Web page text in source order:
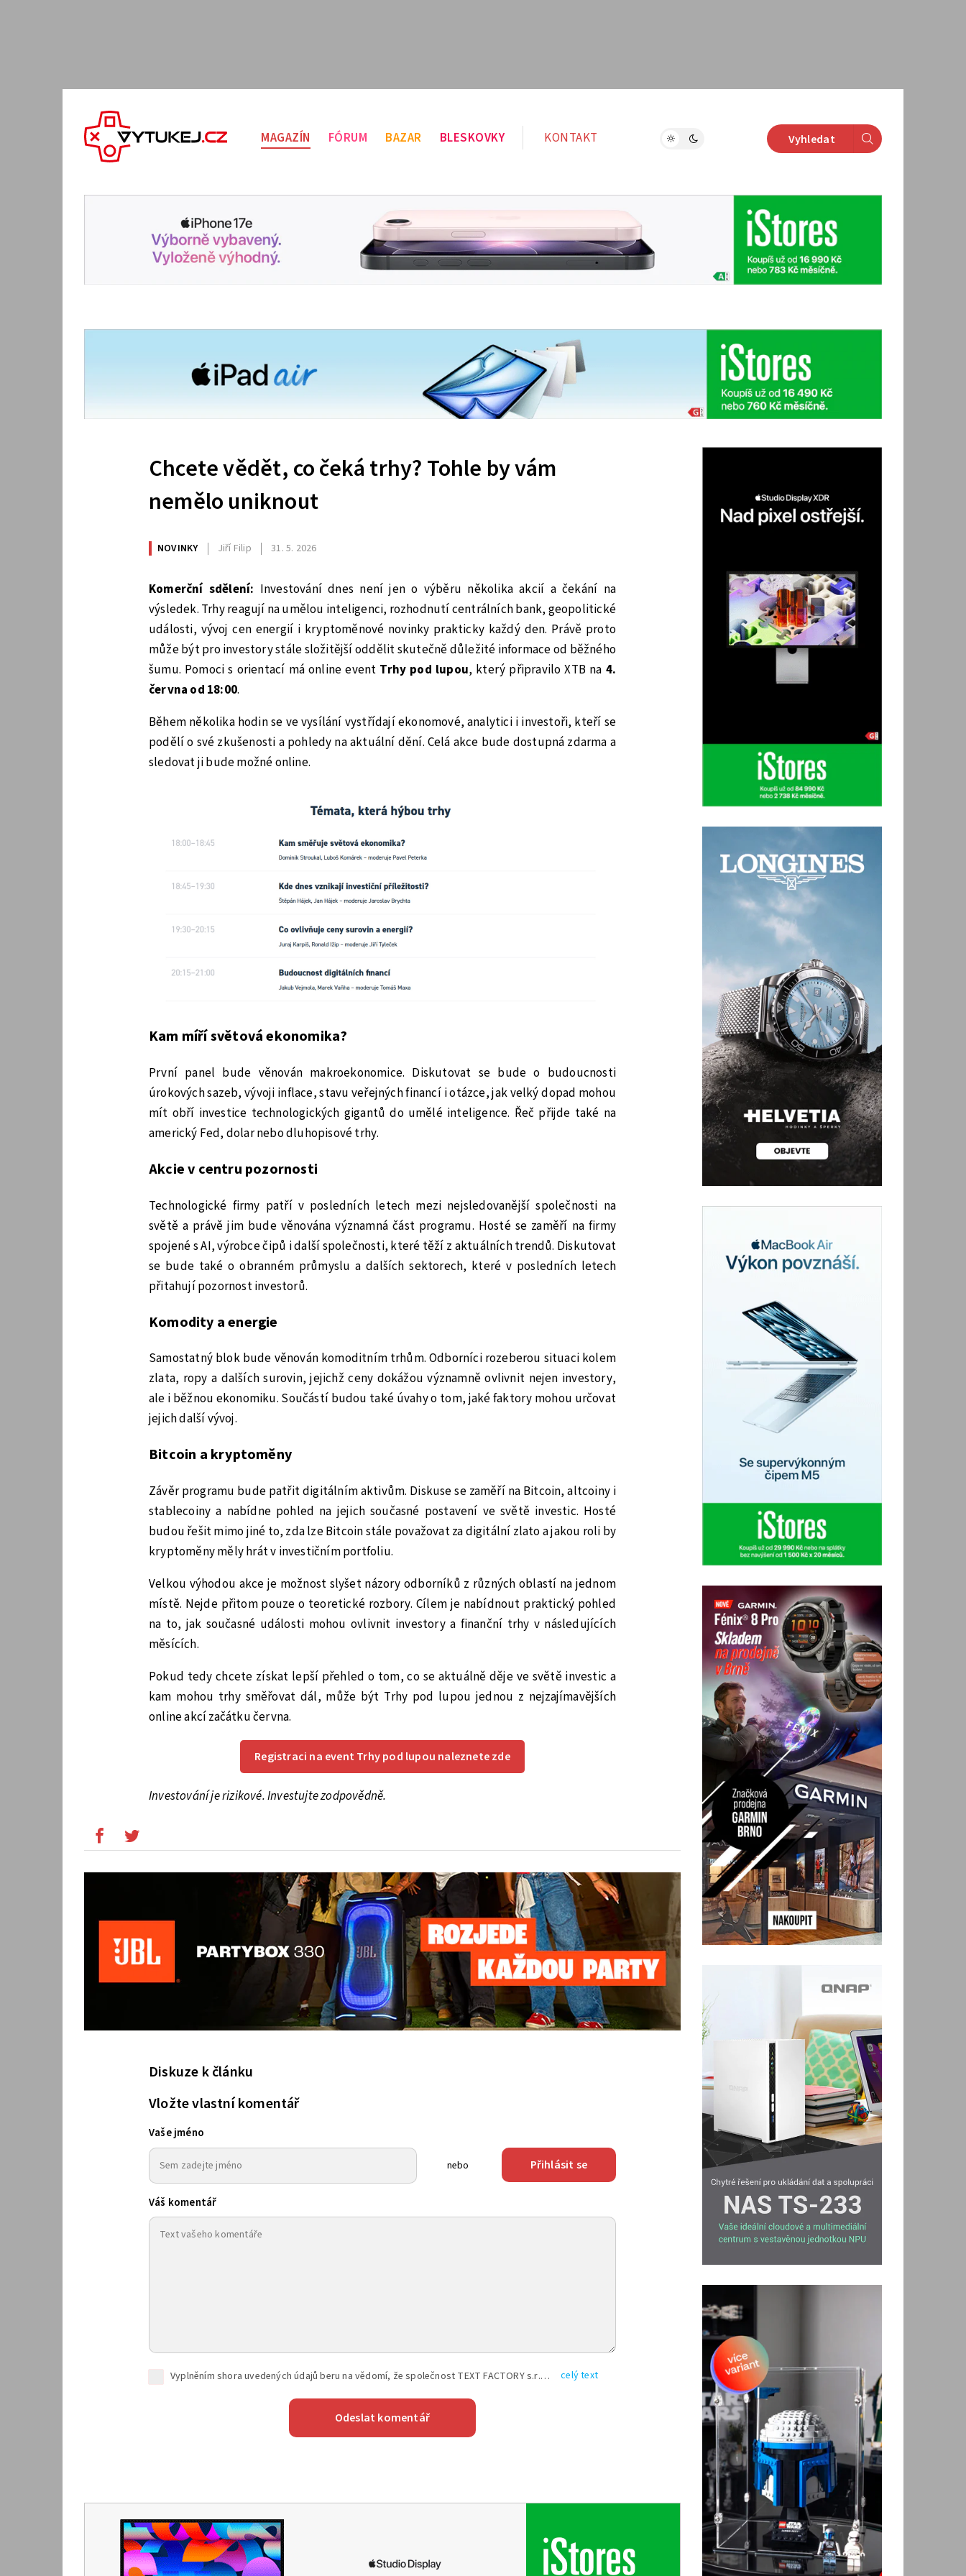
MAGAZÍN FÓRUM BAZAR BLESKOVKY KONTAKT Vyhledat
Chcete vědět, co čeká trhy? Tohle by vám
nemělo uniknout
NOVINKY Jiří Filip 31. 5. 2026
Komerční sdělení: Investování dnes není jen o výběru několika akcií a čekání na
výsledek. Trhy reagují na umělou inteligenci, rozhodnutí centrálních bank, geopolitické
události, vývoj cen energií i kryptoměnové novinky prakticky každý den. Právě proto
může být pro investory stále složitější oddělit skutečně důležité informace od běžného
šumu. Pomoci s orientací má online event Trhy pod lupou, který připravilo XTB na 4.
června od 18:00.
Během několika hodin se ve vysílání vystřídají ekonomové, analytici i investoři, kteří se
podělí o své zkušenosti a pohledy na aktuální dění. Celá akce bude dostupná zdarma a
sledovat ji bude možné online.
Kam míří světová ekonomika?
První panel bude věnován makroekonomice. Diskutovat se bude o budoucnosti
úrokových sazeb, vývoji inflace, stavu veřejných financí i otázce, jak velký dopad mohou
mít obří investice technologických gigantů do umělé inteligence. Řeč přijde také na
americký Fed, dolar nebo dluhopisové trhy.
Akcie v centru pozornosti
Technologické firmy patří v posledních letech mezi nejsledovanější společnosti na
světě a právě jim bude věnována významná část programu. Hosté se zaměří na firmy
spojené s AI, výrobce čipů i další společnosti, které těží z aktuálních trendů. Diskutovat
se bude také o obranném průmyslu a dalších sektorech, které v posledních letech
přitahují pozornost investorů.
Komodity a energie
Samostatný blok bude věnován komoditním trhům. Odborníci rozeberou situaci kolem
zlata, ropy a dalších surovin, jejichž ceny dokážou významně ovlivnit nejen investory,
ale i běžnou ekonomiku. Součástí budou také úvahy o tom, jaké faktory mohou určovat
jejich další vývoj.
Bitcoin a kryptoměny
Závěr programu bude patřit digitálním aktivům. Diskuse se zaměří na Bitcoin, altcoiny i
stablecoiny a nabídne pohled na jejich současné postavení ve světě investic. Hosté
budou řešit mimo jiné to, zda lze Bitcoin stále považovat za digitální zlato a jakou roli by
kryptoměny měly hrát v investičním portfoliu.
Velkou výhodou akce je možnost slyšet názory odborníků z různých oblastí na jednom
místě. Nejde přitom pouze o teoretické rozbory. Cílem je nabídnout praktický pohled
na to, jak současné události mohou ovlivnit investory a finanční trhy v následujících
měsících.
Pokud tedy chcete získat lepší přehled o tom, co se aktuálně děje ve světě investic a
kam mohou trhy směřovat dál, může být Trhy pod lupou jednou z nejzajímavějších
online akcí začátku června.
Registraci na event Trhy pod lupou naleznete zde
Investování je rizikové. Investujte zodpovědně.
Diskuze k článku
Vložte vlastní komentář
Vaše jméno
nebo Přihlásit se
Váš komentář
Vyplněním shora uvedených údajů beru na vědomí, že společnost TEXT FACTORY s.r.o., sídlem Brno, Durďákova 336/29, Černá Pole, PSČ: 613 00, IČ: 06157831, zapsané u Krajského soudu v Brně, oddíl C, vložka 100399, bude zpracovávat mé osobní údaje uvedené v rámci mnou vyplněného registračního formuláře na základě oprávněných zájmů TEXT FACTORY s.r.o. dle čl. 6 odst. 1 písm. f) GDPR a pro splnění právních povinností (čl. 6 odst. 1 písm. c) GDPR), a to pro tyto účely: nezbytnost zajistit oprávnění návštěvníka webových stránek provozovaných společností TEXT FACTORY s.r.o. přispívat aktivně ke zveřejněným článkům nebo v rámci diskusních fór a výkon práv TEXT FACTORY s.r.o. jako administrátora těchto diskusních fór. Více informací o zpracování osobních údajů a právech lze nalézt v celý text